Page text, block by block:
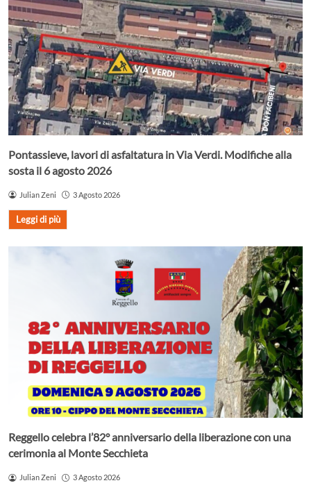
Pontassieve, lavori di asfaltatura in Via Verdi. Modifiche alla
sosta il 6 agosto 2026
Julian Zeni 3 Agosto 2026
Leggi di più
Reggello celebra l’82° anniversario della liberazione con una
cerimonia al Monte Secchieta
Julian Zeni 3 Agosto 2026